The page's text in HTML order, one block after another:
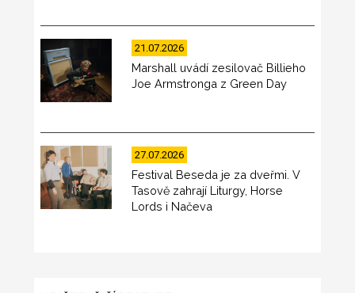
21.07.2026
Marshall uvádí zesilovač Billieho
Joe Armstronga z Green Day
27.07.2026
Festival Beseda je za dveřmi. V
Tasově zahrají Liturgy, Horse
Lords i Načeva